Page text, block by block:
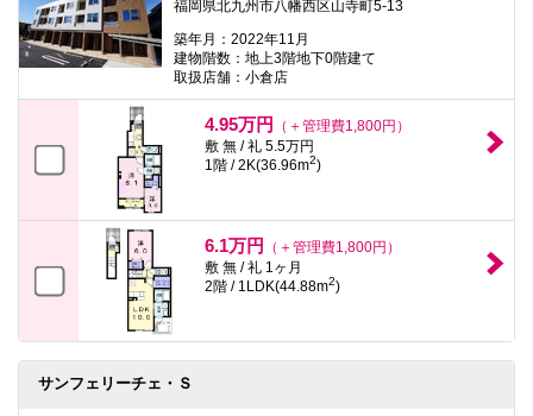
福岡県北九州市八幡西区山寺町5-13
築年月：2022年11月
建物階数：地上3階地下0階建て
取扱店舗：小倉店
4.95万円
（＋管理費1,800円）
敷 無 / 礼 5.5万円
1階 / 2K(36.96m2)
6.1万円
（＋管理費1,800円）
敷 無 / 礼 1ヶ月
2階 / 1LDK(44.88m2)
サンフェリーチェ・Ｓ